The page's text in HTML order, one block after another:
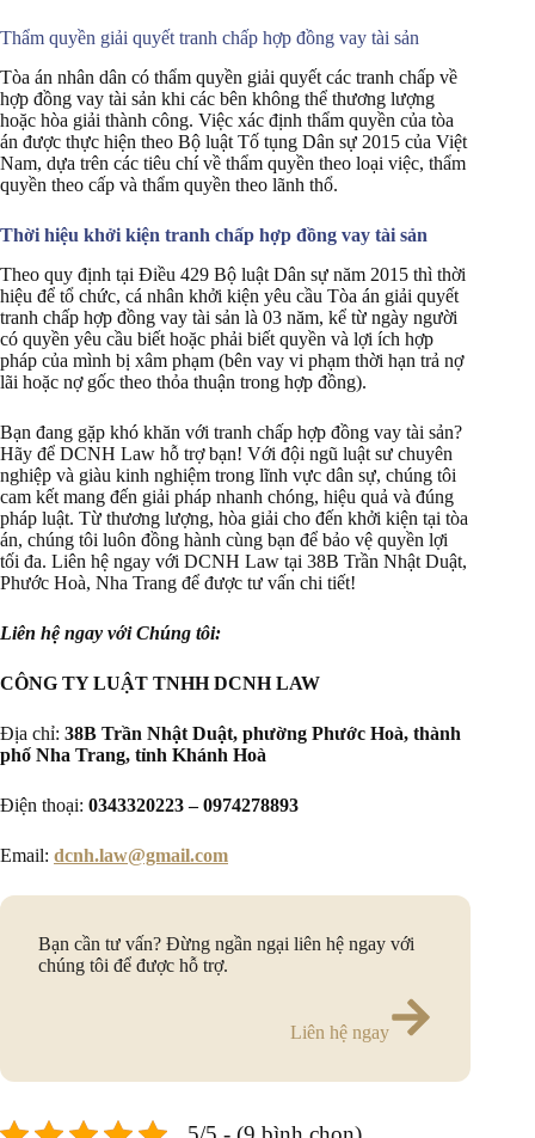
Thẩm quyền giải quyết tranh chấp hợp đồng vay tài sản
Tòa án nhân dân có thẩm quyền giải quyết các tranh chấp về
hợp đồng vay tài sản khi các bên không thể thương lượng
hoặc hòa giải thành công. Việc xác định thẩm quyền của tòa
án được thực hiện theo Bộ luật Tố tụng Dân sự 2015 của Việt
Nam, dựa trên các tiêu chí về thẩm quyền theo loại việc, thẩm
quyền theo cấp và thẩm quyền theo lãnh thổ.
Thời hiệu khởi kiện tranh chấp hợp đồng vay tài sản
Theo quy định tại Điều 429 Bộ luật Dân sự năm 2015 thì thời
hiệu để tổ chức, cá nhân khởi kiện yêu cầu Tòa án giải quyết
tranh chấp hợp đồng vay tài sản là 03 năm, kể từ ngày người
có quyền yêu cầu biết hoặc phải biết quyền và lợi ích hợp
pháp của mình bị xâm phạm (bên vay vi phạm thời hạn trả nợ
lãi hoặc nợ gốc theo thỏa thuận trong hợp đồng).
Bạn đang gặp khó khăn với tranh chấp hợp đồng vay tài sản?
Hãy để DCNH Law hỗ trợ bạn! Với đội ngũ luật sư chuyên
nghiệp và giàu kinh nghiệm trong lĩnh vực dân sự, chúng tôi
cam kết mang đến giải pháp nhanh chóng, hiệu quả và đúng
pháp luật. Từ thương lượng, hòa giải cho đến khởi kiện tại tòa
án, chúng tôi luôn đồng hành cùng bạn để bảo vệ quyền lợi
tối đa. Liên hệ ngay với DCNH Law tại 38B Trần Nhật Duật,
Phước Hoà, Nha Trang để được tư vấn chi tiết!
Liên hệ ngay với Chúng tôi:
CÔNG TY LUẬT TNHH DCNH LAW
Địa chỉ: 38B Trần Nhật Duật, phường Phước Hoà, thành
phố Nha Trang, tỉnh Khánh Hoà
Điện thoại: 0343320223 – 0974278893
Email: dcnh.law@gmail.com
Bạn cần tư vấn? Đừng ngần ngại liên hệ ngay với
chúng tôi để được hỗ trợ.
Liên hệ ngay